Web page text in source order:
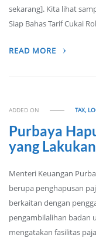
sekarang]. Kita lihat
Siap Bahas Tarif Cukai
READ MORE
ADDED ON TAX,
Purbaya
yang
Menteri Keuangan
berupa penghapusan
berkaitan dengan
pengambilalihan badan
mengatakan fasilitas